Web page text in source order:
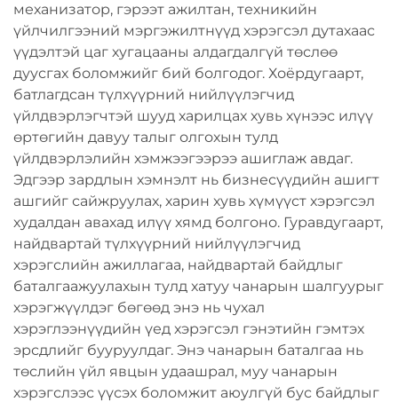
механизатор, гэрээт ажилтан, техникийн
үйлчилгээний мэргэжилтнүүд хэрэгсэл дутахаас
үүдэлтэй цаг хугацааны алдагдалгүй төслөө
дуусгах боломжийг бий болгодог. Хоёрдугаарт,
батлагдсан түлхүүрний нийлүүлэгчид
үйлдвэрлэгчтэй шууд харилцах хувь хүнээс илүү
өртөгийн давуу талыг олгохын тулд
үйлдвэрлэлийн хэмжээгээрээ ашиглаж авдаг.
Эдгээр зардлын хэмнэлт нь бизнесүүдийн ашигт
ашгийг сайжруулах, харин хувь хүмүүст хэрэгсэл
худалдан авахад илүү хямд болгоно. Гуравдугаарт,
найдвартай түлхүүрний нийлүүлэгчид
хэрэгслийн ажиллагаа, найдвартай байдлыг
баталгаажуулахын тулд хатуу чанарын шалгуурыг
хэрэгжүүлдэг бөгөөд энэ нь чухал
хэрэглээнүүдийн үед хэрэгсэл гэнэтийн гэмтэх
эрсдлийг бууруулдаг. Энэ чанарын баталгаа нь
төслийн үйл явцын удаашрал, муу чанарын
хэрэгслээс үүсэх боломжит аюулгүй бус байдлыг